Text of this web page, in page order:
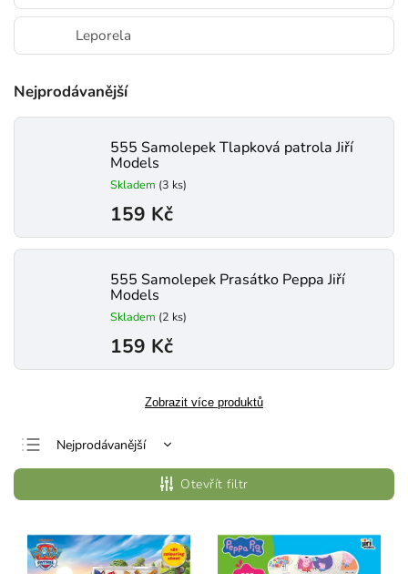
Leporela
Nejprodávanější
555 Samolepek Tlapková patrola Jiří
Models
Skladem (3 ks)
159 Kč
555 Samolepek Prasátko Peppa Jiří
Models
Skladem (2 ks)
159 Kč
Zobrazit více produktů
Nejprodávanější
Nejlevnější
Nejdražší
Abecedně
Otevřít filtr